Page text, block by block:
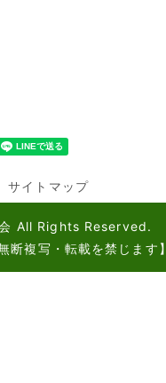
サイトマップ
All Rights Reserved.
断複写・転載を禁じます】